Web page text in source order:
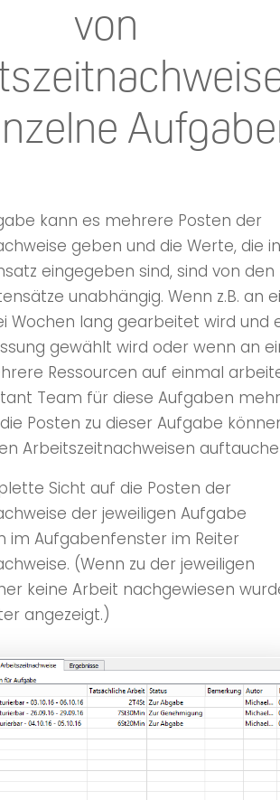
von
kann es mehrere Posten der
geben und die Werte, die in
eingegeben sind, sind von den
unabhängig. Wenn z.B. an
Wochen lang gearbeitet wird und
gewählt wird oder wenn an
Ressourcen auf einmal
Team für diese Aufgaben
Posten zu dieser Aufgabe
Arbeitszeitnachweisen
Sicht auf die Posten der
der jeweiligen Aufgabe
im Aufgabenfenster im Reiter
(Wenn zu der jeweiligen
keine Arbeit nachgewiesen
angezeigt.)